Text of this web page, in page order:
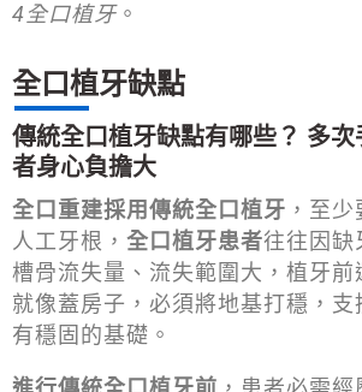
4全口植牙。
全口植牙缺點
傳統全口植牙缺點有哪些？ 多
者身心負擔大
全口重建採用傳統全口植牙 ，至
人工牙根， 全口植牙患者往往因缺
槽骨流失量、流失範圍大，植牙前
就像蓋房子，必須將地基打穩，支
有穩固的基礎。